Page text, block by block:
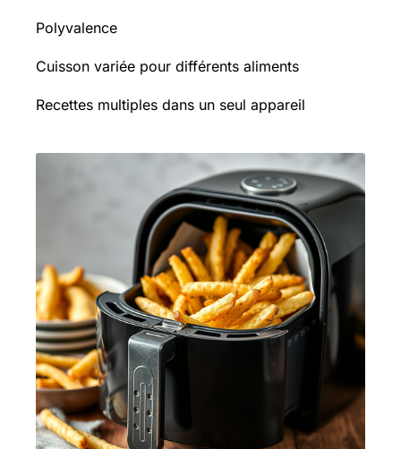
Polyvalence
Cuisson variée pour différents aliments
Recettes multiples dans un seul appareil